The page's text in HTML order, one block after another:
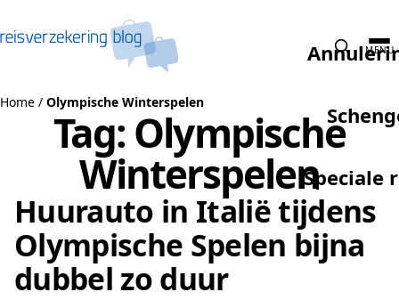
Speciale
MENU
Home / Olympische Winterspelen
Tag: Olympische
Winterspelen
Huurauto in Italië tijdens
Olympische Spelen bijna
dubbel zo duur